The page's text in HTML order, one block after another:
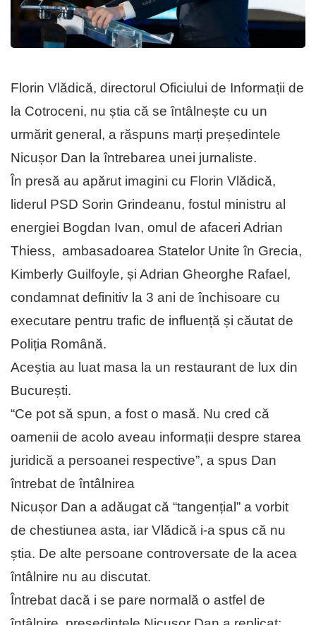
Florin Vlădică, directorul Oficiului de Informații de
la Cotroceni, nu știa că se întâlnește cu un
urmărit general, a răspuns marți președintele
Nicușor Dan la întrebarea unei jurnaliste.
În presă au apărut imagini cu Florin Vlădică,
liderul PSD Sorin Grindeanu, fostul ministru al
energiei Bogdan Ivan, omul de afaceri Adrian
Thiess, ambasadoarea Statelor Unite în Grecia,
Kimberly Guilfoyle, și Adrian Gheorghe Rafael,
condamnat definitiv la 3 ani de închisoare cu
executare pentru trafic de influență și căutat de
Poliția Română.
Aceștia au luat masa la un restaurant de lux din
București.
“Ce pot să spun, a fost o masă. Nu cred că
oamenii de acolo aveau informații despre starea
juridică a persoanei respective”, a spus Dan
întrebat de întâlnirea
Nicușor Dan a adăugat că “tangențial” a vorbit
de chestiunea asta, iar Vlădică i-a spus că nu
știa. De alte persoane controversate de la acea
întâlnire nu au discutat.
Întrebat dacă i se pare normală o astfel de